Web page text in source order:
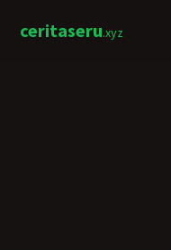
ceritaseru.xyz